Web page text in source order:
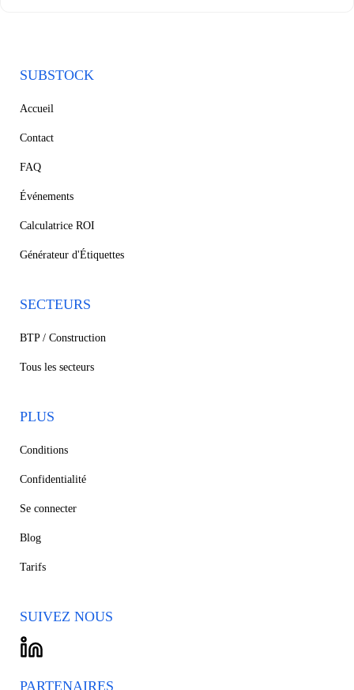
SUBSTOCK
Accueil
Contact
FAQ
Événements
Calculatrice ROI
Générateur d'Étiquettes
SECTEURS
BTP / Construction
Tous les secteurs
PLUS
Conditions
Confidentialité
Se connecter
Blog
Tarifs
SUIVEZ NOUS
PARTENAIRES